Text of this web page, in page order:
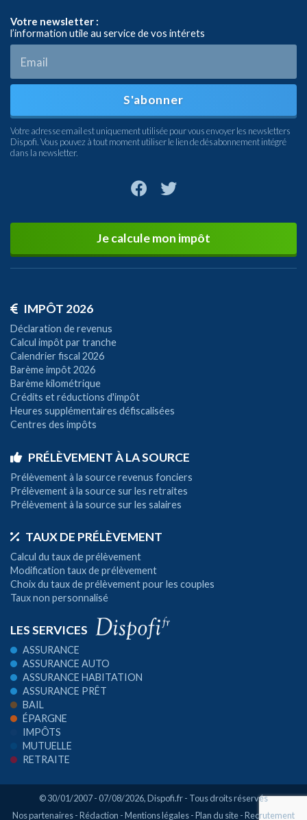
Votre newsletter :
l’information utile au service de vos intérets
S'abonner
Votre adresse email est uniquement utilisée pour vous envoyer les newsletters
Dispofi. Vous pouvez à tout moment utiliser le lien de désabonnement intégré
dans la newsletter.
Je calcule mon impôt
IMPÔT 2026
Déclaration de revenus
Calcul impôt par tranche
Calendrier fiscal 2026
Barème impôt 2026
Barème kilométrique
Crédits et réductions d'impôt
Heures supplémentaires défiscalisées
Centres des impôts
PRÉLÈVEMENT À LA SOURCE
Prélèvement à la source revenus fonciers
Prélèvement à la source sur les retraites
Prélèvement à la source sur les salaires
TAUX DE PRÉLÈVEMENT
Calcul du taux de prélèvement
Modification taux de prélèvement
Choix du taux de prélèvement pour les couples
Taux non personnalisé
LES SERVICES
ASSURANCE
ASSURANCE AUTO
ASSURANCE HABITATION
ASSURANCE PRÊT
BAIL
ÉPARGNE
IMPÔTS
MUTUELLE
RETRAITE
© 30/01/2007 - 07/08/2026,Dispofi.fr- Tous droits réservés
Nos partenaires-Rédaction -Mentions légales-Plan du site-Recrutement